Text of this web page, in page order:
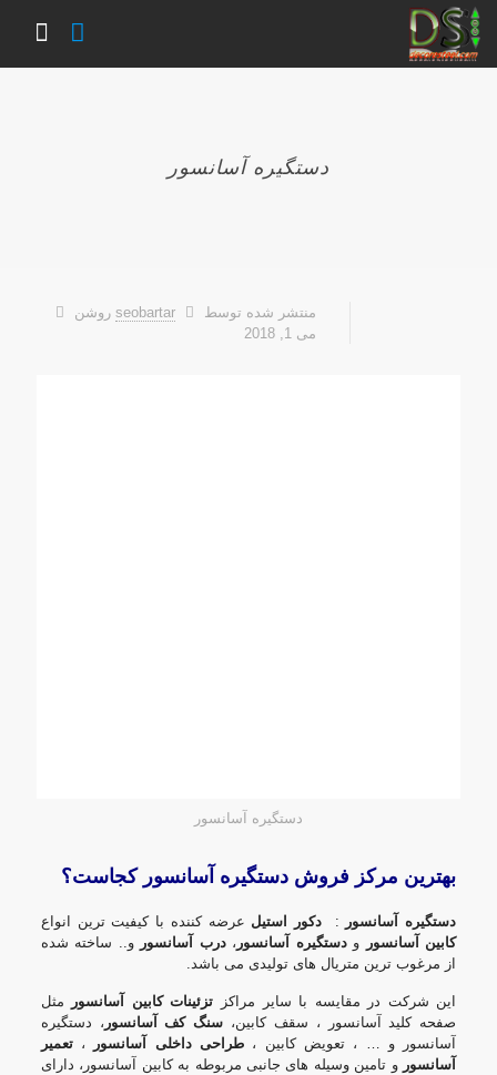
دستگیره آسانسور
منتشر شده توسط seobartar روشن
می 1, 2018
دستگیره آسانسور
بهترین مرکز فروش دستگیره آسانسور کجاست؟
دستگیره آسانسور : دکور استیل عرضه کننده با کیفیت ترین انواع
کابین آسانسور
ودستگیره آسانسور ،درب آسانسور و.. ساخته شده
از مرغوب ترین متریال های تولیدی می باشد.
این شرکت در مقایسه با سایر مراکز تزئینات کابین آسانسور
مثل
صفحه کلید آسانسور ، سقف کابین، سنگ کف آسانسور ، دستگیره
آسانسور و … ، تعویض کابین ، طراحی داخلی آسانسور ،تعمیر
آسانسور و تامین وسیله های جانبی مربوطه به کابین آسانسور، دارای